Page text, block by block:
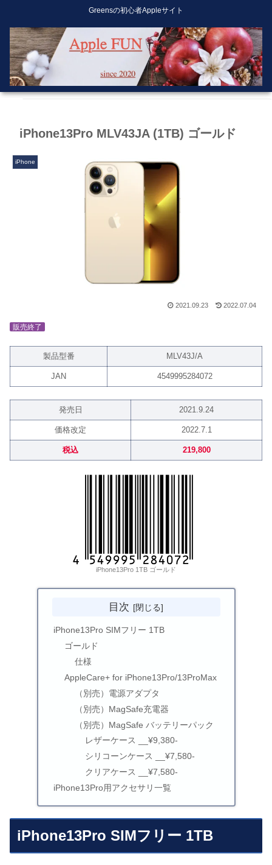
Greensの初心者Appleサイト
iPhone13Pro MLV43JA (1TB) ゴールド
iPhone
2021.09.23 2022.07.04
販売終了
製品型番 MLV43J/A
JAN 4549995284072
発売日 2021.9.24
価格改定 2022.7.1
税込 219,800
iPhone13Pro 1TB ゴールド
目次
iPhone13Pro SIMフリー 1TB
ゴールド
仕様
AppleCare+ for iPhone13Pro/13ProMax
（別売）電源アダプタ
（別売）MagSafe充電器
（別売）MagSafe バッテリーパック
レザーケース __¥9,380-
シリコーンケース __¥7,580-
クリアケース __¥7,580-
iPhone13Pro用アクセサリ一覧
iPhone13Pro SIMフリー 1TB